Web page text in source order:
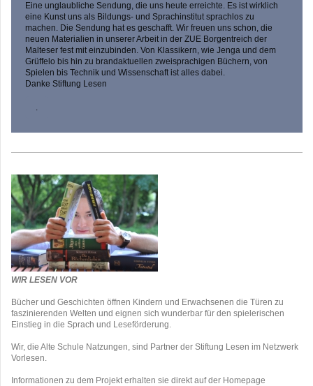
Eine unglaubliche Sendung, die uns heute erreichte. Es ist wirklich
eine Kunst uns als Bildungs- und Sprachinstitut sprachlos zu
machen. Die Sendung hat es geschafft. Wir freuen uns schon, die
neuen Materialien in unserer Arbeit in der ZUE Borgentreich der
Malteser fest mit einzubinden. Von Klassikern, wie Jenga und dem
Grüffelo bis hin zu brandaktuellen zweisprachigen Büchern, von
Spielen bis Technik und Wissenschaft ist alles dabei.
Danke Stiftung Lesen
.
WIR LESEN VOR
Bücher und Geschichten öffnen Kindern und Erwachsenen die Türen zu
faszinierenden Welten und eignen sich wunderbar für den spielerischen
Einstieg in die Sprach und Leseförderung.
Wir, die Alte Schule Natzungen, sind Partner der Stiftung Lesen im Netzwerk
Vorlesen.
Informationen zu dem Projekt erhalten sie direkt auf der Homepage